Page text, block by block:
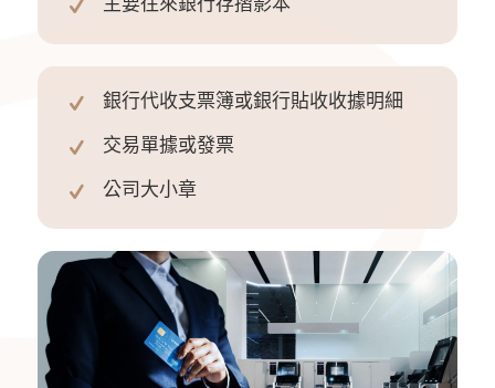
銀行代收支票簿或銀行貼收收據明細
交易單據或發票
公司大小章